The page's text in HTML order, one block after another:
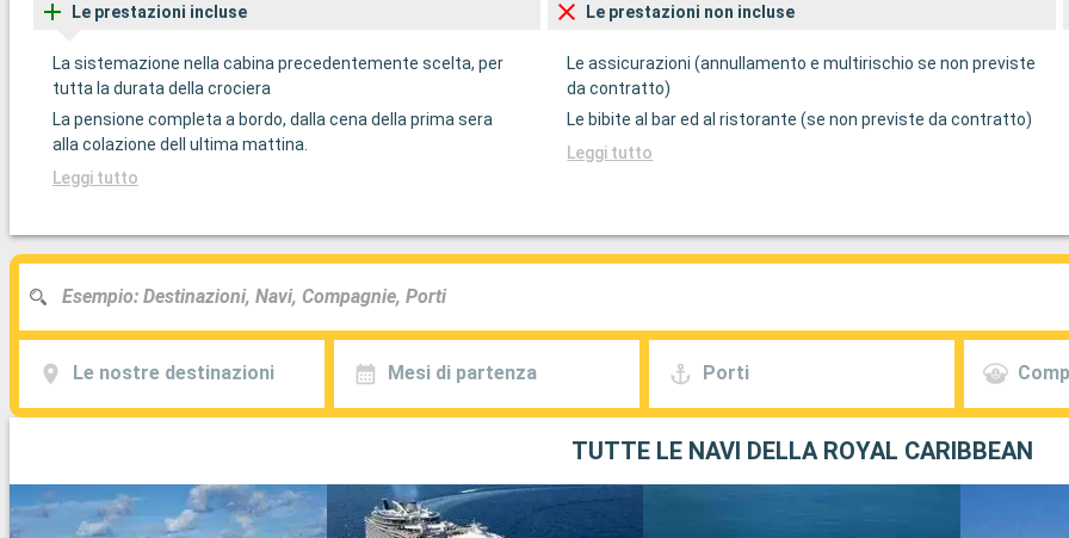
Le prestazioni incluse
La sistemazione nella cabina precedentemente scelta, per
tutta la durata della crociera
La pensione completa a bordo, dalla cena della prima sera
alla colazione dell ultima mattina.
Leggi tutto
Le prestazioni non incluse
Le assicurazioni (annullamento e multirischio se non previste
da contratto)
Le bibite al bar ed al ristorante (se non previste da contratto)
Leggi tutto
Le nostre destinazioni Mesi di partenza Porti
TUTTE LE NAVI DELLA ROYAL CARIBBEAN